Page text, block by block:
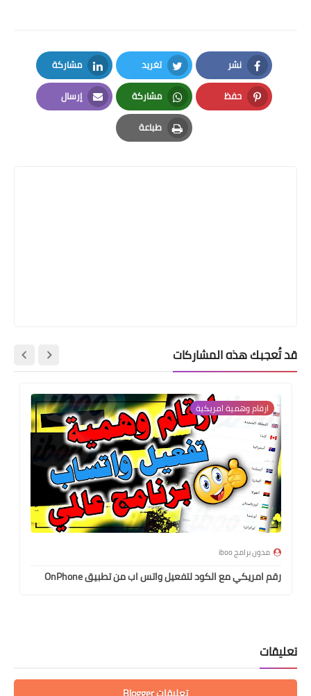
نشر
Facebook
تغريد
Twitter
مشاركة
LinkedIn
حفظ
Pinterest
مشاركة
Whatsapp
إرسال
Email
طباعة
Print
قد تُعجبك هذه المشاركات
ارقام وهمية امريكية
مدون برامج iboo
رقم امريكي مع الكود لتفعيل واتس اب من تطبيق OnPhone
تعليقات